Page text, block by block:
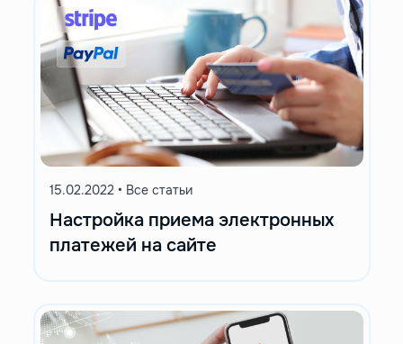
15.02.2022 • Все статьи
Настройка приема электронных
платежей на сайте